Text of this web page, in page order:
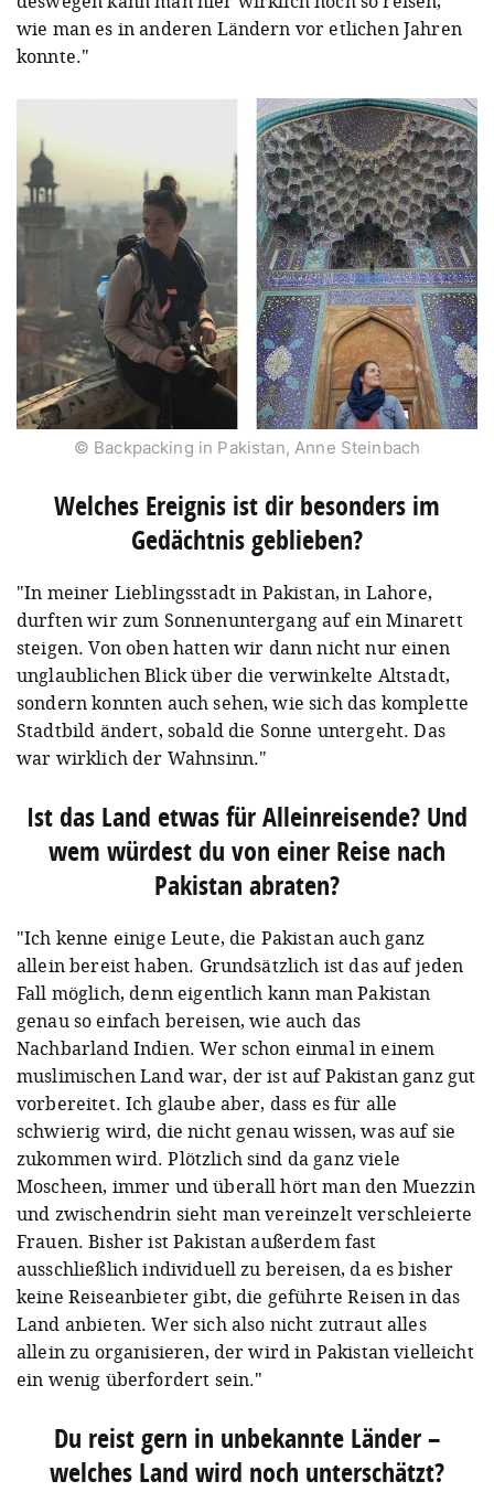
wie man es in anderen Ländern vor etlichen Jahren
konnte."
© Backpacking in Pakistan, Anne Steinbach
Welches Ereignis ist dir besonders im
Gedächtnis geblieben?
"In meiner Lieblingsstadt in Pakistan, in Lahore,
durften wir zum Sonnenuntergang auf ein Minarett
steigen. Von oben hatten wir dann nicht nur einen
unglaublichen Blick über die verwinkelte Altstadt,
sondern konnten auch sehen, wie sich das komplette
Stadtbild ändert, sobald die Sonne untergeht. Das
war wirklich der Wahnsinn."
Ist das Land etwas für Alleinreisende? Und
wem würdest du von einer Reise nach
Pakistan abraten?
"Ich kenne einige Leute, die Pakistan auch ganz
allein bereist haben. Grundsätzlich ist das auf jeden
Fall möglich, denn eigentlich kann man Pakistan
genau so einfach bereisen, wie auch das
Nachbarland Indien. Wer schon einmal in einem
muslimischen Land war, der ist auf Pakistan ganz gut
vorbereitet. Ich glaube aber, dass es für alle
schwierig wird, die nicht genau wissen, was auf sie
zukommen wird. Plötzlich sind da ganz viele
Moscheen, immer und überall hört man den Muezzin
und zwischendrin sieht man vereinzelt verschleierte
Frauen. Bisher ist Pakistan außerdem fast
ausschließlich individuell zu bereisen, da es bisher
keine Reiseanbieter gibt, die geführte Reisen in das
Land anbieten. Wer sich also nicht zutraut alles
allein zu organisieren, der wird in Pakistan vielleicht
ein wenig überfordert sein."
Du reist gern in unbekannte Länder –
welches Land wird noch unterschätzt?